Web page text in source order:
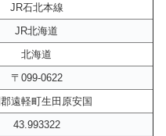
JR石北本線
JR北海道
北海道
〒099-0622
遠軽町生田原安国
43.993322